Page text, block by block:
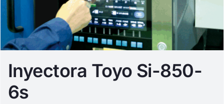
Inyectora Toyo Si-850-
6s